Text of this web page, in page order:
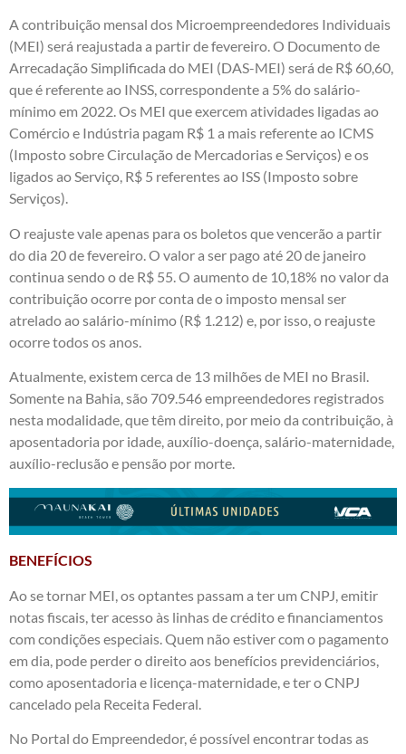
A contribuição mensal dos Microempreendedores Individuais
(MEI) será reajustada a partir de fevereiro. O Documento de
Arrecadação Simplificada do MEI (DAS-MEI) será de R$ 60,60,
que é referente ao INSS, correspondente a 5% do salário-
mínimo em 2022. Os MEI que exercem atividades ligadas ao
Comércio e Indústria pagam R$ 1 a mais referente ao ICMS
(Imposto sobre Circulação de Mercadorias e Serviços) e os
ligados ao Serviço, R$ 5 referentes ao ISS (Imposto sobre
Serviços).
O reajuste vale apenas para os boletos que vencerão a partir
do dia 20 de fevereiro. O valor a ser pago até 20 de janeiro
continua sendo o de R$ 55. O aumento de 10,18% no valor da
contribuição ocorre por conta de o imposto mensal ser
atrelado ao salário-mínimo (R$ 1.212) e, por isso, o reajuste
ocorre todos os anos.
Atualmente, existem cerca de 13 milhões de MEI no Brasil.
Somente na Bahia, são 709.546 empreendedores registrados
nesta modalidade, que têm direito, por meio da contribuição, à
aposentadoria por idade, auxílio-doença, salário-maternidade,
auxílio-reclusão e pensão por morte.
BENEFÍCIOS
Ao se tornar MEI, os optantes passam a ter um CNPJ, emitir
notas fiscais, ter acesso às linhas de crédito e financiamentos
com condições especiais. Quem não estiver com o pagamento
em dia, pode perder o direito aos benefícios previdenciários,
como aposentadoria e licença-maternidade, e ter o CNPJ
cancelado pela Receita Federal.
No Portal do Empreendedor, é possível encontrar todas as